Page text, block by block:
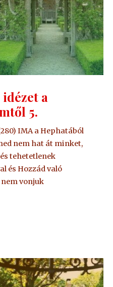
a
5.
IMA a Hephatából
nem hat át minket,
tehetetlenek
és Hozzád való
vonjuk